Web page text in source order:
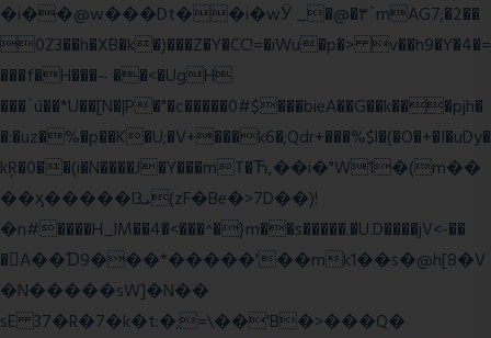
�i��@w���Dt��i�wӰ _�@�٣`mAG7;�2��
0Z3��h�XB�k�)���Z�Y�CC!=�iWu�p�> v��h9�Y�4�=
���f�H���~ ��<�UgH
���`ú��*U��[N�|P�"�c�����0#$���bieA��G��k���pjh�
�:�uz�%�p��K�U;�V+���k6�;Qdr+���%$l�(�O�+�I�uDy�
kŖ�0��(i�N����J�Y���mT�Ћ,��i�"W1�(m��
��ӽ�����l3ܝ(zF�Be�>7D��)!
�n#����H_lM��4�<���^�}m��s�����.�U.D����jV<-��
�A��Ɗ9���*�����'��mk1��s�@h[8�V
�N�����sW]�N��
sE 37�R�7�k�t:�;=\��'B�>���Q�